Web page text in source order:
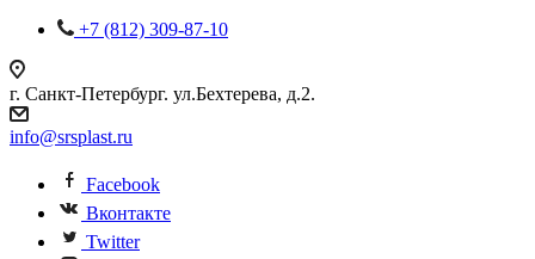
+7 (812) 309-87-10
г. Санкт-Петербург. ул.Бехтерева, д.2.
info@srsplast.ru
Facebook
Вконтакте
Twitter